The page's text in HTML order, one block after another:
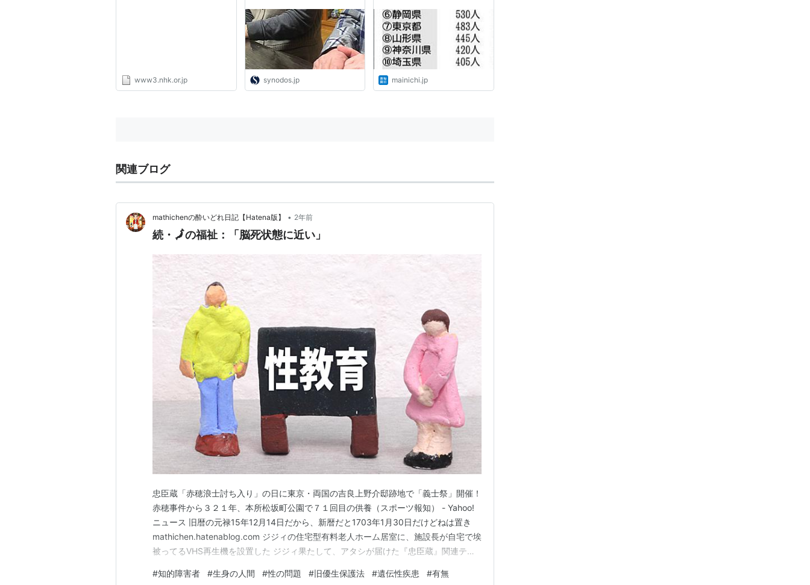
www3.nhk.or.jp synodos.jp mainichi.jp
関連ブログ
mathichenの酔いどれ日記【Hatena版】 • 2年前
続・🗾の福祉：「脳死状態に近い」
忠臣蔵「赤穂浪士討ち入り」の日に東京・両国の吉良上野介邸跡地で「義士祭」開催！
赤穂事件から３２１年、本所松坂町公園で７１回目の供養（スポーツ報知） - Yahoo!
ニュース 旧暦の元禄15年12月14日だから、新暦だと1703年1月30日だけどねは置き
mathichen.hatenablog.com ジジィの住宅型有料老人ホーム居室に、施設長が自宅で埃
被ってるVHS再生機を設置した ジジィ果たして、アタシが届けた『忠臣蔵』関連テー
嬉し過ぎるぞなもしw
#知的障害者 #生身の人間 #性の問題 #旧優生保護法 #遺伝性疾患 #有無